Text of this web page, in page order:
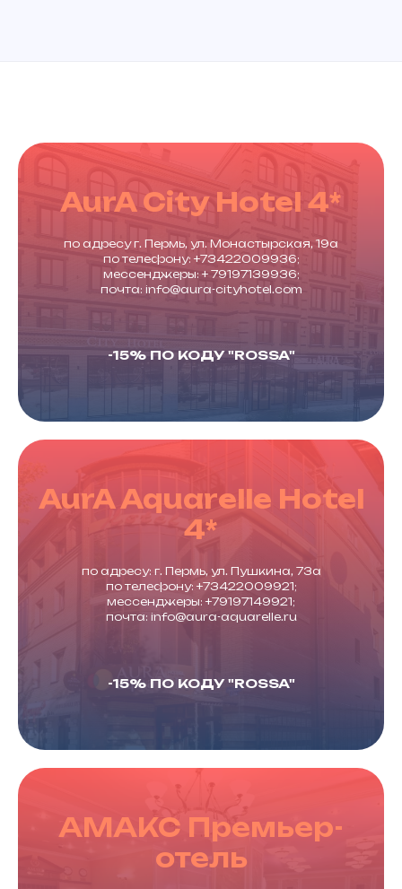
AurA City Hotel 4*
по адресу г. Пермь, ул. Монастырская, 19а
по телефону: +73422009936;
мессенджеры: + 79197139936;
почта: info@aura-cityhotel.com
-15% ПО КОДУ "ROSSA"
AurA Aquarelle Hotel
4*
по адресу: г. Пермь, ул. Пушкина, 73а
по телефону: +73422009921;
мессенджеры: +79197149921;
почта: info@aura-aquarelle.ru
-15% ПО КОДУ "ROSSA"
АМАКС Премьер-
отель